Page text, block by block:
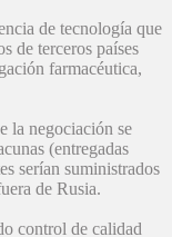
de tecnología que
de terceros países
farmacéutica,
la negociación se
(entregadas
serían suministrados
de Rusia.
control de calidad